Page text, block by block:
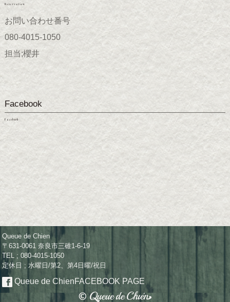
Reservation
お問い合わせ番号
080-4015-1050
担当;櫻井
Facebook
Facebook
Queue de Chien
〒631-0061 奈良市三碓1-6-19
TEL ; 080-4015-1050
定休日 ; 水曜日/第2、第4日曜/祝日
Queue de ChienFACEBOOK PAGE